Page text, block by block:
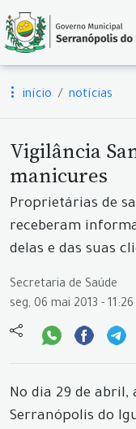
início notícias
Vigilância
manicures
Proprietárias de
receberam
delas e das suas
Secretaria de Saúde
seg, 06 mai 2013 - 11:26
No dia 29 de abril,
Serranópolis do